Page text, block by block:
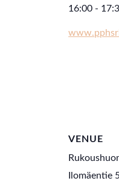
16:00 -
VENUE
Ilomäentie